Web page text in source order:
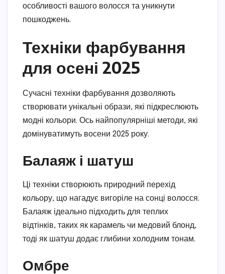
особливості вашого волосся та уникнути
пошкоджень.
Техніки фарбування
для осені 2025
Сучасні техніки фарбування дозволяють
створювати унікальні образи, які підкреслюють
модні кольори. Ось найпопулярніші методи, які
домінуватимуть восени 2025 року.
Балаяж і шатуш
Ці техніки створюють природний перехід
кольору, що нагадує вигоріле на сонці волосся.
Балаяж ідеально підходить для теплих
відтінків, таких як карамель чи медовий блонд,
тоді як шатуш додає глибини холодним тонам.
Омбре